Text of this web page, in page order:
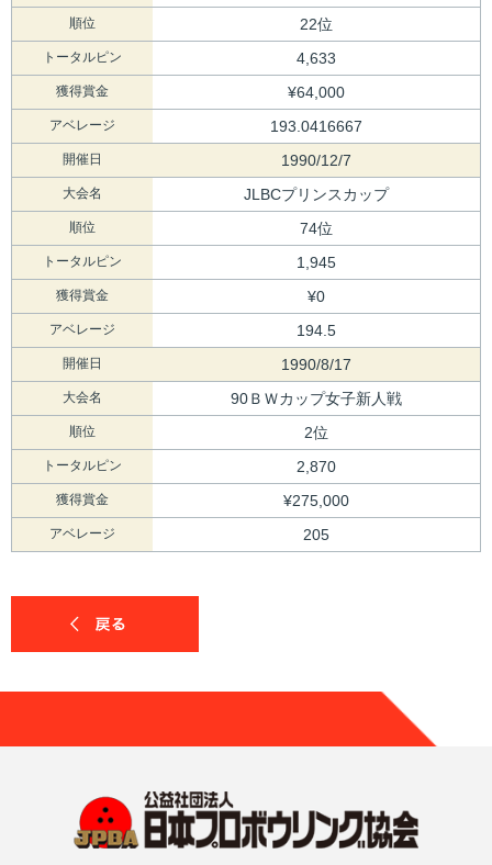
順位 22位
トータルピン 4,633
獲得賞金 ¥64,000
アベレージ 193.0416667
開催日 1990/12/7
大会名 JLBCプリンスカップ
順位 74位
トータルピン 1,945
獲得賞金 ¥0
アベレージ 194.5
開催日 1990/8/17
大会名 90ＢＷカップ女子新人戦
順位 2位
トータルピン 2,870
獲得賞金 ¥275,000
アベレージ 205